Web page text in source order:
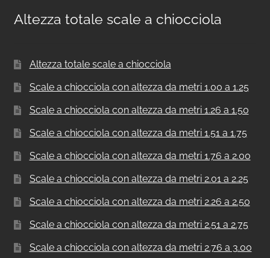
Altezza totale scale a chiocciola
Altezza totale scale a chiocciola
Scale a chiocciola con altezza da metri 1.00 a 1.25
Scale a chiocciola con altezza da metri 1.26 a 1.50
Scale a chiocciola con altezza da metri 1.51 a 1.75
Scale a chiocciola con altezza da metri 1.76 a 2.00
Scale a chiocciola con altezza da metri 2.01 a 2.25
Scale a chiocciola con altezza da metri 2.26 a 2.50
Scale a chiocciola con altezza da metri 2.51 a 2.75
Scale a chiocciola con altezza da metri 2.76 a 3.00